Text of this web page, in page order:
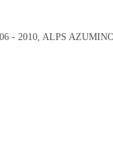
- 2010, ALPS